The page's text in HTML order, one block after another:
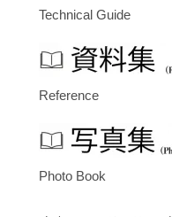
Technical Guide
Reference
Photo Book